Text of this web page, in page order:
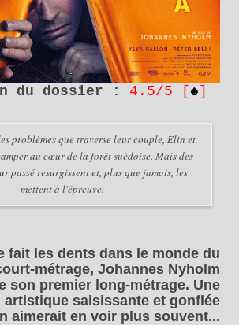
du dossier : 4.5/5 [♠]
problèmes que traverse leur couple, Elin et
au cœur de la forêt suédoise. Mais des
passé resurgissent et, plus que jamais, les
mettent à l'épreuve.
fait les dents dans le monde du
métrage, Johannes Nyholm
son premier long-métrage. Une
saisissante et gonflée
aimerait en voir plus souvent...